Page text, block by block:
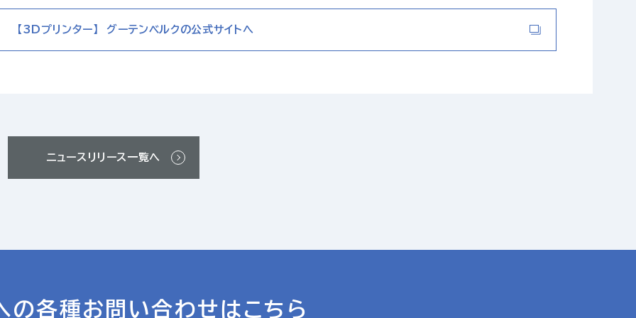
【3Dプリンター】 グーテンベルクの公式サイトへ
ニュースリリース一覧へ
の各種お問い合わせはこちら